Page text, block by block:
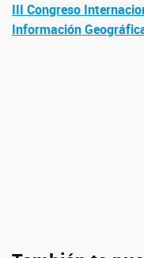
III Congreso
Información